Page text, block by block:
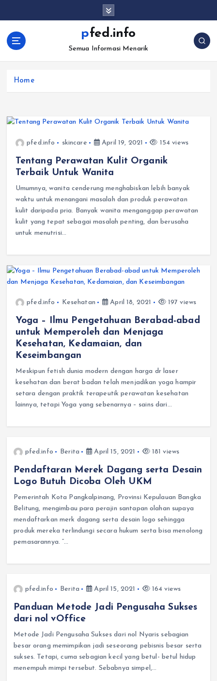
o
pfed.info
Semua Informasi Menarik
Home
pfed.info skincare April 19, 2021 154 views
Tentang Perawatan Kulit Organik
Terbaik Untuk Wanita
Umumnya, wanita cenderung menghabiskan lebih banyak
waktu untuk menangani masalah dan produk perawatan
kulit daripada pria. Banyak wanita menganggap perawatan
kulit yang tepat sebagai masalah penting, dan berusaha
untuk menutrisi…
pfed.info Kesehatan April 18, 2021 197 views
Yoga – Ilmu Pengetahuan Berabad-abad
untuk Memperoleh dan Menjaga
Kesehatan, Kedamaian, dan
Keseimbangan
Meskipun fetish dunia modern dengan harga dr laser
kesehatan dan berat badan telah menjadikan yoga hampir
setara dengan praktik terapeutik perawatan kesehatan
lainnya, tetapi Yoga yang sebenarnya – sains dari…
pfed.info Berita April 15, 2021 181 views
Pendaftaran Merek Dagang serta Desain
Logo Butuh Dicoba Oleh UKM
Pemerintah Kota Pangkalpinang, Provinsi Kepulauan Bangka
Belitung, mengimbau para perajin santapan olahan supaya
mendaftarkan merk dagang serta desain logo sehingga
produk mereka terlindungi secara hukum serta bisa menolong
pemasarannya. “…
pfed.info Berita April 15, 2021 164 views
Panduan Metode Jadi Pengusaha Sukses
dari nol vOffice
Metode Jadi Pengusaha Sukses dari nol Nyaris sebagian
besar orang memimpikan jadi seseorang pebisnis besar serta
sukses. Tetapi, cuma sebagian kecil yang betul- betul hidup
menempuh mimpi tersebut. Sebabnya simpel,…